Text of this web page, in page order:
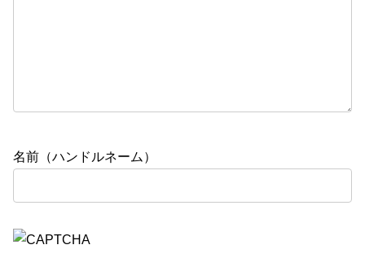
名前（ハンドルネーム）